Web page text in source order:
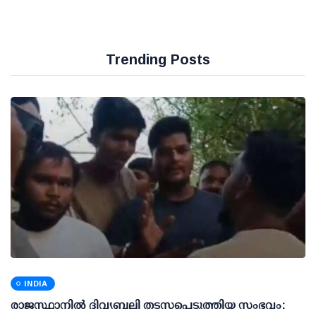
Trending Posts
INDIA
രാജസ്ഥാനിൽ ദിവ്യബലി തടസപ്പെടുത്തിയ സംഭവം: